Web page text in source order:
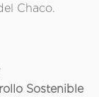
Chaco.
Sostenible